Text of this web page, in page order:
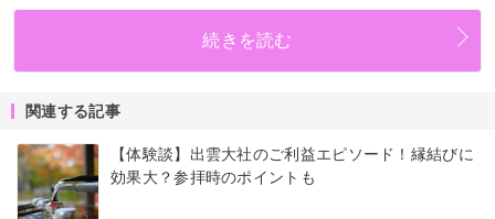
続きを読む
関連する記事
【体験談】出雲大社のご利益エピソード！縁結びに
効果大？参拝時のポイントも